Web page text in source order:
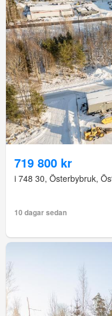
719 800 kr
i 748 30, Österbybruk,
10 dagar sedan